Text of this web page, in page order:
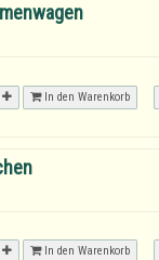
In den Warenkorb
In den Warenkorb